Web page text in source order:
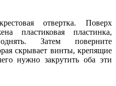
отвертка. Поверх
пластиковая пластинка,
Затем поверните
скрывает винты, крепящие
нужно закрутить оба эти